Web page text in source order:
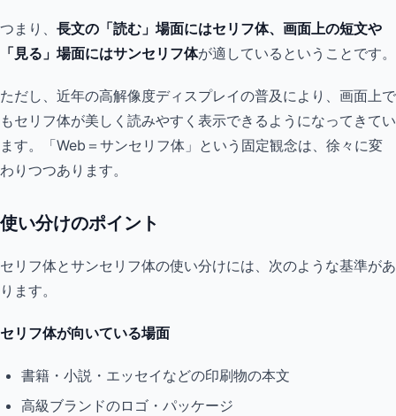
つまり、 長文の「読む」場面にはセリフ体、画面上の短文や
「見る」場面にはサンセリフ体が適しているということです。
ただし、近年の高解像度ディスプレイの普及により、画面上で
もセリフ体が美しく読みやすく表示できるようになってきてい
ます。「Web＝サンセリフ体」という固定観念は、徐々に変
わりつつあります。
使い分けのポイント
セリフ体とサンセリフ体の使い分けには、次のような基準があ
ります。
セリフ体が向いている場面
書籍・小説・エッセイなどの印刷物の本文
高級ブランドのロゴ・パッケージ